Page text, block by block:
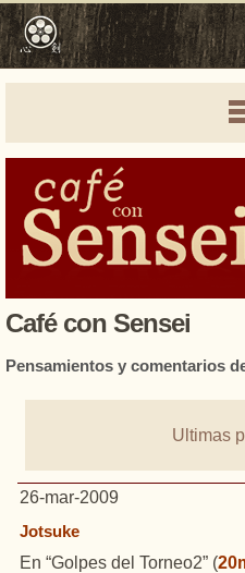
Café con Sensei
Pensamientos y comentarios
Ultimas
26-mar-2009
Jotsuke
En “Golpes del Torneo2” (